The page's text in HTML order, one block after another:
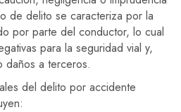
de delito se caracteriza por la
por parte del conductor, lo cual
para la seguridad vial y,
daños a terceros.
del delito por accidente